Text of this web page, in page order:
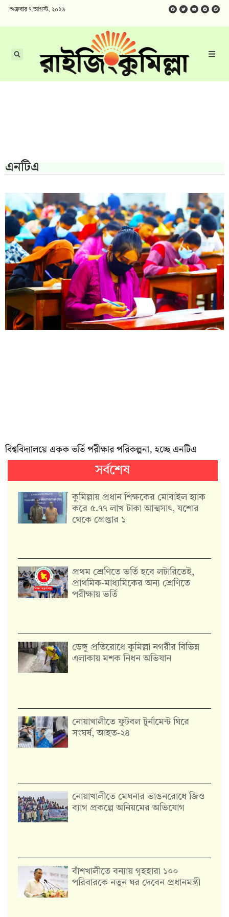
শুক্রবার ৭ আগস্ট, ২০২৬
এনটিএ
বিশ্ববিদ্যালয়ে একক ভর্তি পরীক্ষার পরিকল্পনা, হচ্ছে এনটিএ
সর্বশেষ
কুমিল্লায় প্রধান শিক্ষকের মোবাইল হ্যাক
করে ৫.৭৭ লাখ টাকা আত্মসাৎ, যশোর
থেকে গ্রেপ্তার ১
প্রথম শ্রেণিতে ভর্তি হবে লটারিতেই,
প্রাথমিক-মাধ্যমিকের অন্য শ্রেণিতে
পরীক্ষায় ভর্তি
ডেঙ্গু প্রতিরোধে কুমিল্লা নগরীর বিভিন্ন
এলাকায় মশক নিধন অভিযান
নোয়াখালীতে ফুটবল টুর্নামেন্ট ঘিরে
সংঘর্ষ, আহত-২৪
নোয়াখালীতে মেঘনার ভাঙনরোধে জিও
ব্যাগ প্রকল্পে অনিয়মের অভিযোগ
বাঁশখালীতে বন্যায় গৃহহারা ১০০
পরিবারকে নতুন ঘর দেবেন প্রধানমন্ত্রী